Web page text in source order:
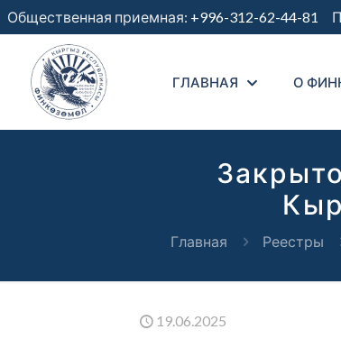
Общественная приемная: +996-312-62-44-81
ГЛАВНАЯ О
Главная Реестры
19.06.2025